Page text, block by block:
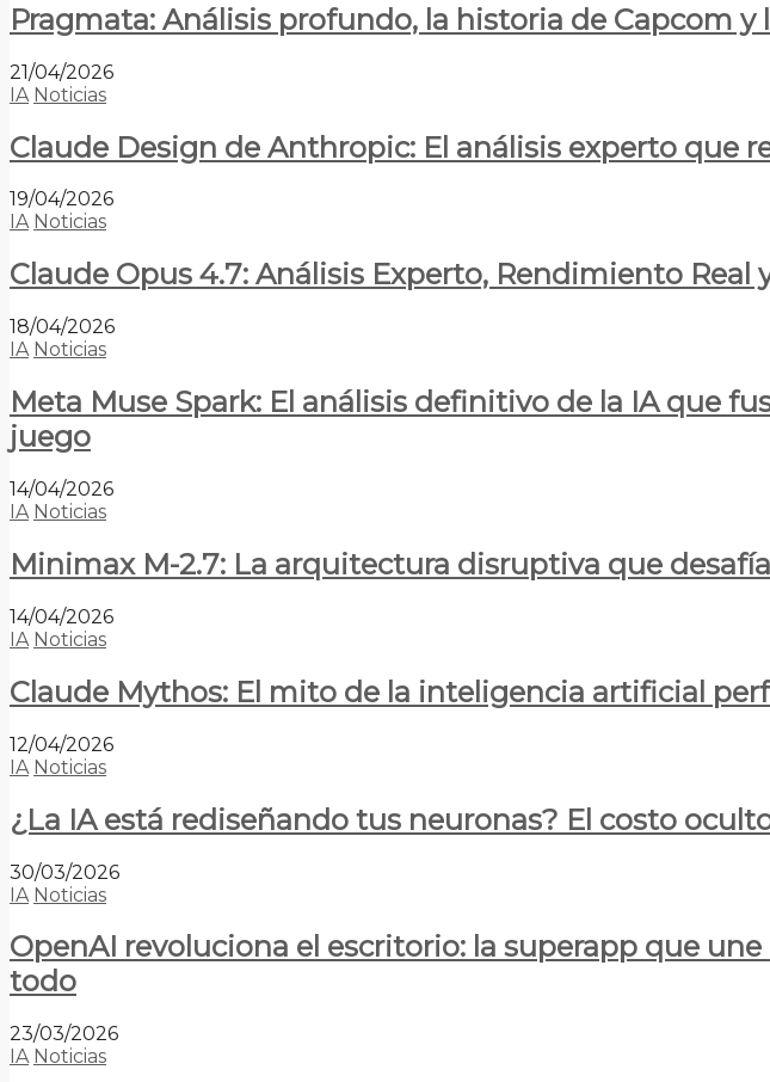
Pragmata: Análisis profundo, la historia de Capcom
21/04/2026
IA Noticias
Claude Design de Anthropic: El análisis experto que
19/04/2026
IA Noticias
Claude Opus 4.7: Análisis Experto, Rendimiento
18/04/2026
IA Noticias
Meta Muse Spark: El análisis definitivo de la IA que
juego
14/04/2026
IA Noticias
Minimax M-2.7: La arquitectura disruptiva que
14/04/2026
IA Noticias
Claude Mythos: El mito de la inteligencia artificial
12/04/2026
IA Noticias
¿La IA está rediseñando tus neuronas? El costo
30/03/2026
IA Noticias
OpenAI revoluciona el escritorio: la superapp que
todo
23/03/2026
IA Noticias